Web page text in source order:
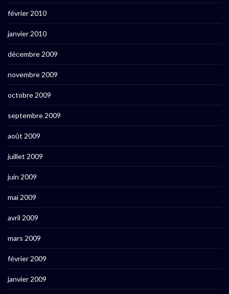
février 2010
janvier 2010
décembre 2009
novembre 2009
octobre 2009
septembre 2009
août 2009
juillet 2009
juin 2009
mai 2009
avril 2009
mars 2009
février 2009
janvier 2009